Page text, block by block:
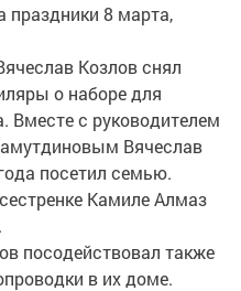
8 марта,
Козлов снял
о наборе для
Вместе с руководителем
Вячеслав
посетил семью.
Камиле Алмаз
посодействовал также
в их доме.